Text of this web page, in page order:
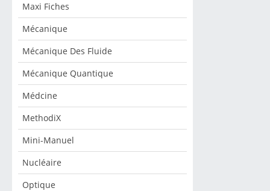
Maxi Fiches
Mécanique
Mécanique Des Fluide
Mécanique Quantique
Médcine
MethodiX
Mini-Manuel
Nucléaire
Optique